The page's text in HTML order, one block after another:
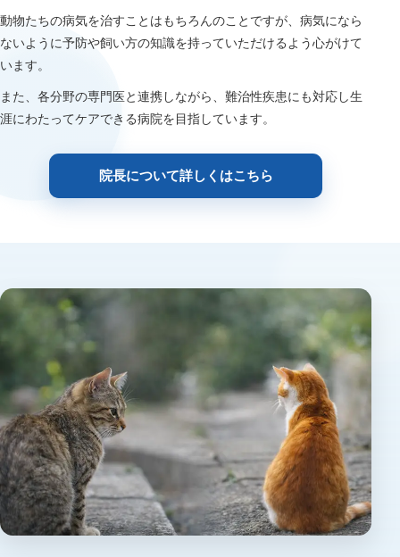
動物たちの病気を治すことはもちろんのことですが、病気になら
ないように予防や飼い方の知識を持っていただけるよう心がけて
います。
また、各分野の専門医と連携しながら、難治性疾患にも対応し生
涯にわたってケアできる病院を目指しています。
院長について詳しくはこちら